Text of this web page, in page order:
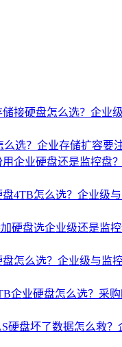
储接硬盘怎么选？企业
选？企业存储扩容要
企业硬盘还是监控盘
盘4TB怎么选？企业级
硬盘选企业级还是监
盘怎么选？企业级与监
企业硬盘怎么选？采
硬盘坏了数据怎么救